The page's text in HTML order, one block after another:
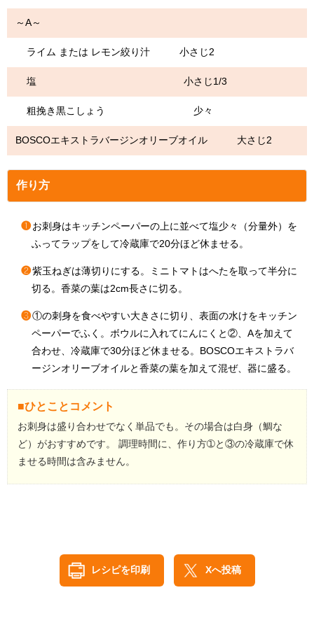
～A～
ライム または レモン絞り汁 小さじ2
塩 小さじ1/3
粗挽き黒こしょう 少々
BOSCOエキストラバージンオリーブオイル 大さじ2
作り方
❶ お刺身はキッチンペーパーの上に並べて塩少々（分量外）を
ふってラップをして冷蔵庫で20分ほど休ませる。
❷紫玉ねぎは薄切りにする。ミニトマトはへたを取って半分に
切る。香菜の葉は2cm長さに切る。
❸①の刺身を食べやすい大きさに切り、表面の水けをキッチン
ペーパーでふく。ボウルに入れてにんにくと②、Aを加えて
合わせ、冷蔵庫で30分ほど休ませる。BOSCOエキストラバ
ージンオリーブオイルと香菜の葉を加えて混ぜ、器に盛る。
■ひとことコメント
お刺身は盛り合わせでなく単品でも。その場合は白身（鯛な
ど）がおすすめです。 調理時間に、作り方➀と③の冷蔵庫で休
ませる時間は含みません。
レシピを印刷 Xへ投稿